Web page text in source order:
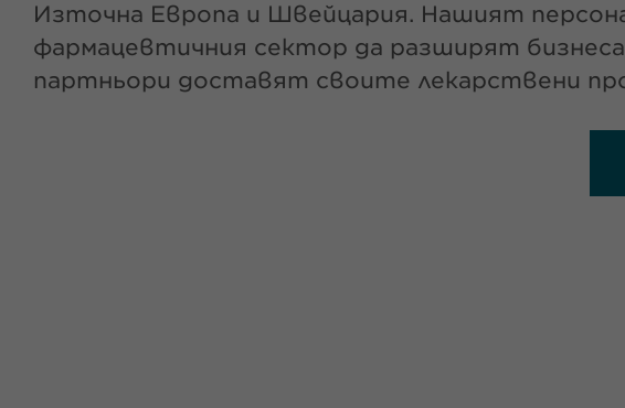
Източна Европа и Швейцария. Нашият
фармацевтичния сектор да разширят
партньори доставят своите лекарствени